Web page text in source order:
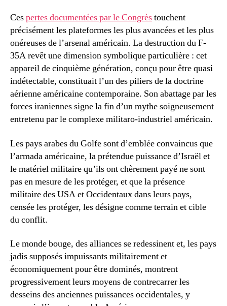
Cespertes documentées par le Congrèstouchent
précisément les plateformes les plus avancées et les plus
onéreuses de l’arsenal américain. La destruction du F-
35A revêt une dimension symbolique particulière : cet
appareil de cinquième génération, conçu pour être quasi
indétectable, constituait l’un des piliers de la doctrine
aérienne américaine contemporaine. Son abattage par les
forces iraniennes signe la fin d’un mythe soigneusement
entretenu par le complexe militaro-industriel américain.
Les pays arabes du Golfe sont d’emblée convaincus que
l’armada américaine, la prétendue puissance d’Israël et
le matériel militaire qu’ils ont chèrement payé ne sont
pas en mesure de les protéger, et que la présence
militaire des USA et Occidentaux dans leurs pays,
censée les protéger, les désigne comme terrain et cible
du conflit.
Le monde bouge, des alliances se redessinent et, les pays
jadis supposés impuissants militairement et
économiquement pour être dominés, montrent
progressivement leurs moyens de contrecarrer les
desseins des anciennes puissances occidentales, y